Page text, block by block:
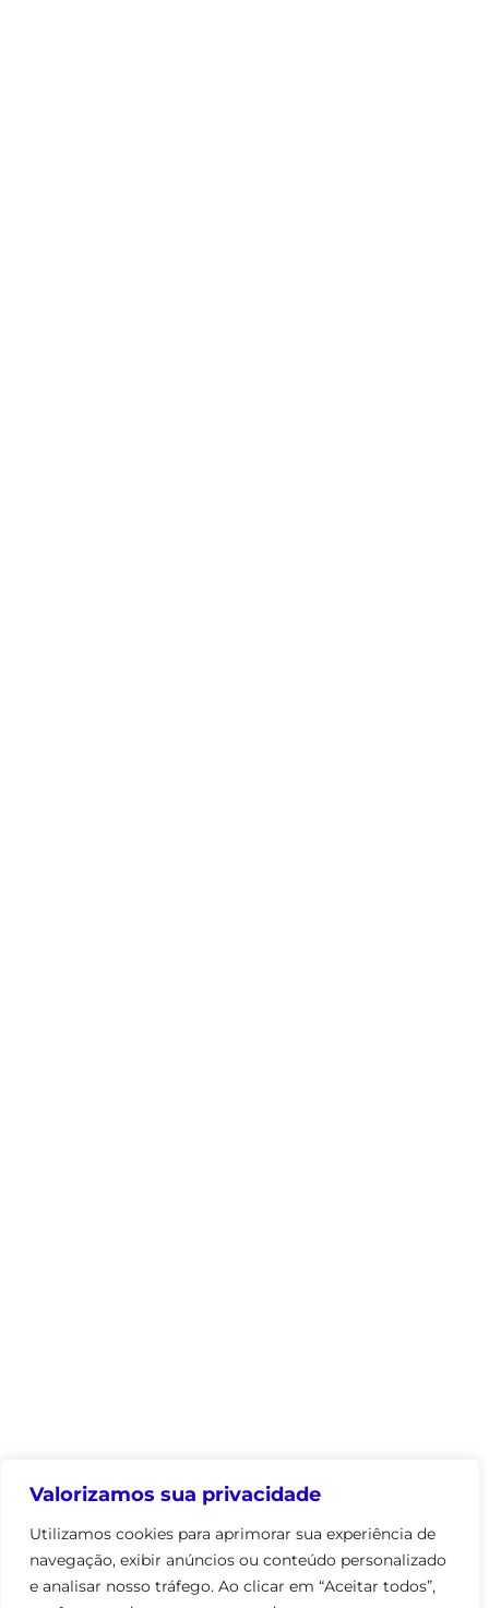
Valorizamos sua privacidade
Utilizamos cookies para aprimorar sua experiência de
navegação, exibir anúncios ou conteúdo personalizado
e analisar nosso tráfego. Ao clicar em “Aceitar todos”,